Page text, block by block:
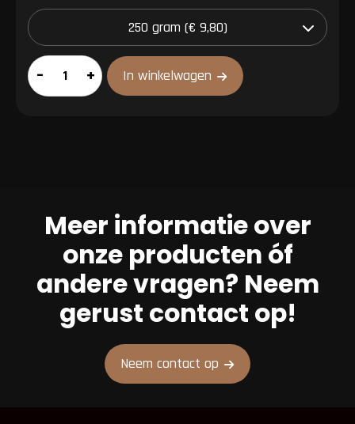
Entrecote
aantal
– + In winkelwagen
Meer informatie over
onze producten óf
andere vragen? Neem
gerust contact op!
Neem contact op